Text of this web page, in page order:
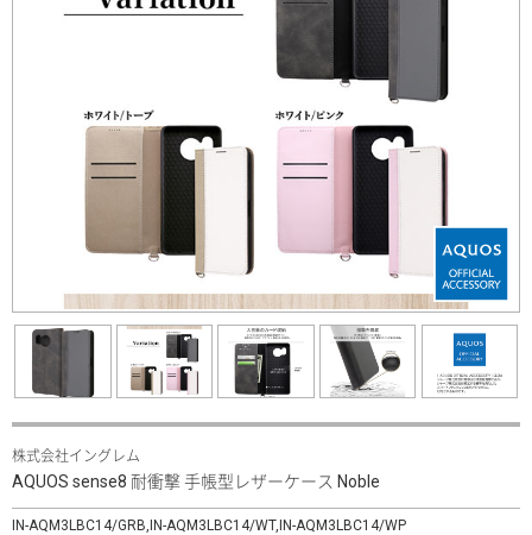
株式会社イングレム
AQUOS sense8 耐衝撃 手帳型レザーケース Noble
IN-AQM3LBC14/GRB,IN-AQM3LBC14/WT,IN-AQM3LBC14/WP